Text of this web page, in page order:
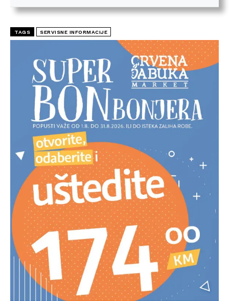
TAGS SERVISNE INFORMACIJE